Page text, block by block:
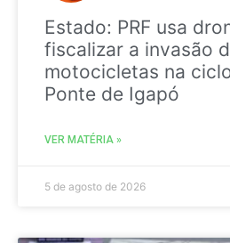
Estado: PRF usa
fiscalizar a invasão
motocicletas na
Ponte de Igapó
VER MATÉRIA »
5 de agosto de 2026